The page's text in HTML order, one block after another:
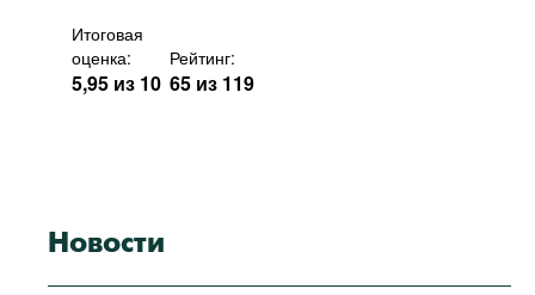
Итоговая
оценка:
5,95 из 10
Рейтинг:
65 из 119
Новости